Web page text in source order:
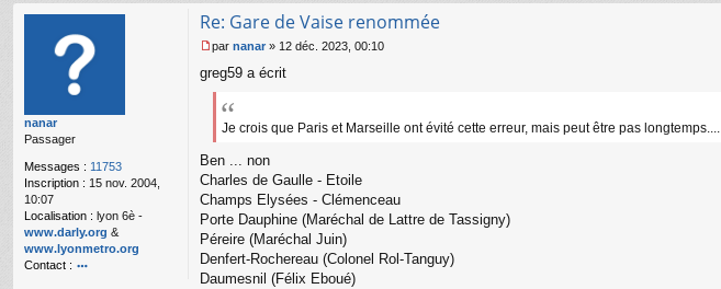
nt
te
r
Al
ai
nanar
Passager
Messages : 11753
Inscription : 15 nov. 2004,
10:07
Localisation : lyon 6è -
www.darly.org &
www.lyonmetro.org
Contact :
Re: Gare de Vaise renommée
e
s
g
e
o
n
l
u
par nanar » 12 déc. 2023, 00:10
greg59 a écrit
Je crois que Paris et Marseille ont évité cette erreur, mais peut être pas longtemps....
Ben ... non
Charles de Gaulle - Etoile
Champs Elysées - Clémenceau
Porte Dauphine (Maréchal de Lattre de Tassigny)
Péreire (Maréchal Juin)
Denfert-Rochereau (Colonel Rol-Tanguy)
Daumesnil (Félix Eboué)